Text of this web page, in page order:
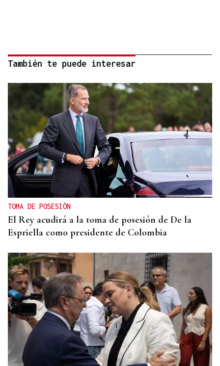
También te puede interesar
TOMA DE POSESIÓN
El Rey acudirá a la toma de posesión de De la
Espriella como presidente de Colombia